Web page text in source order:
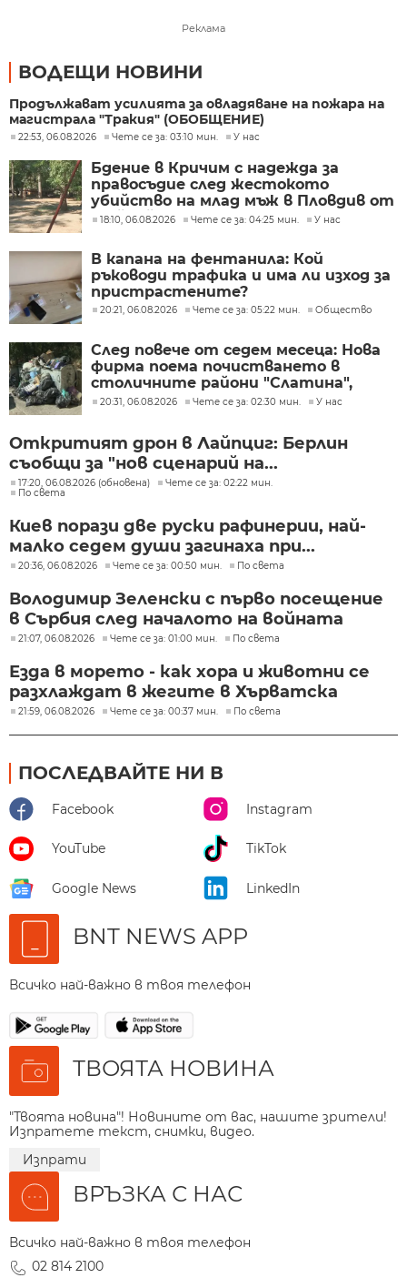
Реклама
ВОДЕЩИ НОВИНИ
Продължават усилията за овладяване на пожара на
магистрала "Тракия" (ОБОБЩЕНИЕ)
22:53, 06.08.2026 Чете се за: 03:10 мин. У нас
Бдение в Кричим с надежда за
правосъдие след жестокото
убийство на млад мъж в Пловдив от
тийнейджъри
18:10, 06.08.2026 Чете се за: 04:25 мин. У нас
В капана на фентанила: Кой
ръководи трафика и има ли изход за
пристрастените?
20:21, 06.08.2026 Чете се за: 05:22 мин. Общество
След повече от седем месеца: Нова
фирма поема почистването в
столичните райони "Слатина",
"Подуяне" и "Изгрев"
20:31, 06.08.2026 Чете се за: 02:30 мин. У нас
Откритият дрон в Лайпциг: Берлин
съобщи за "нов сценарий на...
17:20, 06.08.2026 (обновена)
Чете се за: 02:22 мин.
По света
Киев порази две руски рафинерии, най-
малко седем души загинаха при...
20:36, 06.08.2026 Чете се за: 00:50 мин. По света
Володимир Зеленски с първо посещение
в Сърбия след началото на войната
21:07, 06.08.2026 Чете се за: 01:00 мин. По света
Езда в морето - как хора и животни се
разхлаждат в жегите в Хърватска
21:59, 06.08.2026 Чете се за: 00:37 мин. По света
ПОСЛЕДВАЙТЕ НИ В
Facebook Instagram
YouTube TikTok
Google News LinkedIn
BNT NEWS APP
Всичко най-важно в твоя телефон
ТВОЯТА НОВИНА
"Твоята новина"! Новините от вас, нашите зрители!
Изпратете текст, снимки, видео.
Изпрати
ВРЪЗКА С НАС
Всичко най-важно в твоя телефон
02 814 2100